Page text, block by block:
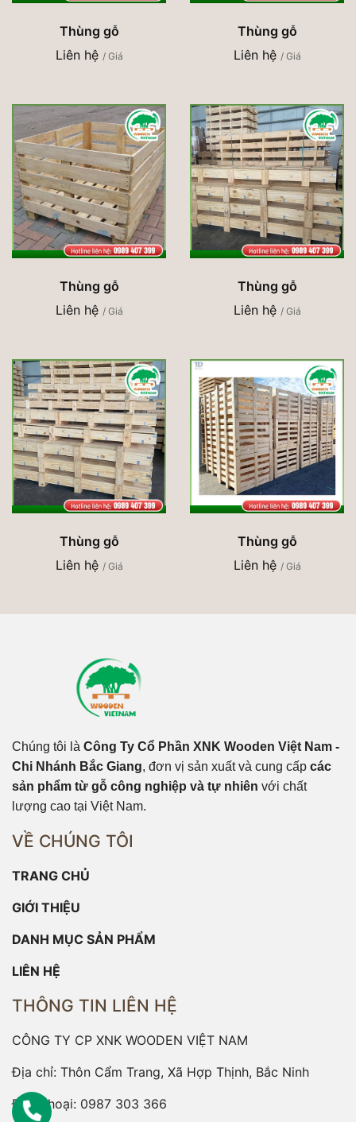
Thùng gỗ
Liên hệ / Giá
Thùng gỗ
Liên hệ / Giá
Thùng gỗ
Liên hệ / Giá
Thùng gỗ
Liên hệ / Giá
Thùng gỗ
Liên hệ / Giá
Thùng gỗ
Liên hệ / Giá
Chúng tôi là Công Ty Cổ Phần XNK Wooden Việt Nam -
Chi Nhánh Bắc Giang, đơn vị sản xuất và cung cấp các
sản phẩm từ gỗ công nghiệp và tự nhiên với chất
lượng cao tại Việt Nam.
VỀ CHÚNG TÔI
TRANG CHỦ
GIỚI THIỆU
DANH MỤC SẢN PHẨM
LIÊN HỆ
THÔNG TIN LIÊN HỆ
CÔNG TY CP XNK WOODEN VIỆT NAM
Địa chỉ: Thôn Cẩm Trang, Xã Hợp Thịnh, Bắc Ninh
Điện thoại: 0987 303 366